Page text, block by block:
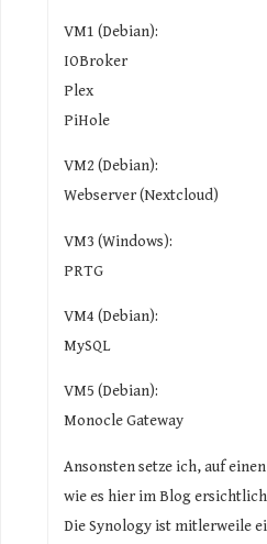
VM1 (Debian):
IOBroker
Plex
PiHole
VM2 (Debian):
Webserver (Nextcloud)
VM3 (Windows):
PRTG
VM4 (Debian):
MySQL
VM5 (Debian):
Monocle Gateway
Ansonsten setze ich, auf
wie es hier im Blog
Die Synology ist mitlerweile